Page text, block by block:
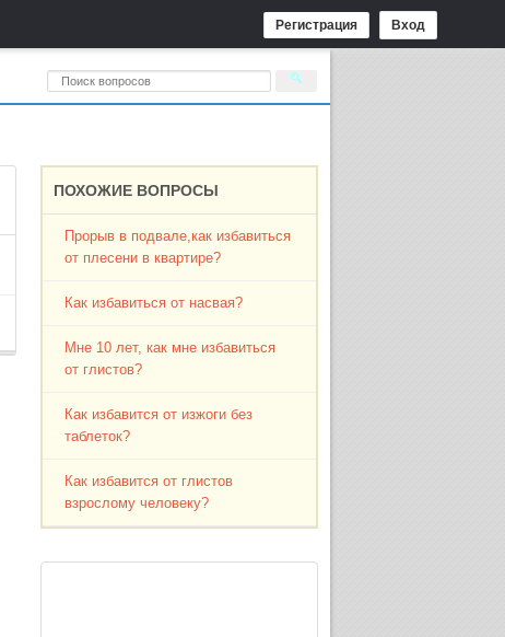
Регистрация Вход
ПОХОЖИЕ ВОПРОСЫ
Прорыв в подвале,как избавиться
от плесени в квартире?
Как избавиться от насвая?
Мне 10 лет, как мне избавиться
от глистов?
Как избавится от изжоги без
таблеток?
Как избавится от глистов
взрослому человеку?